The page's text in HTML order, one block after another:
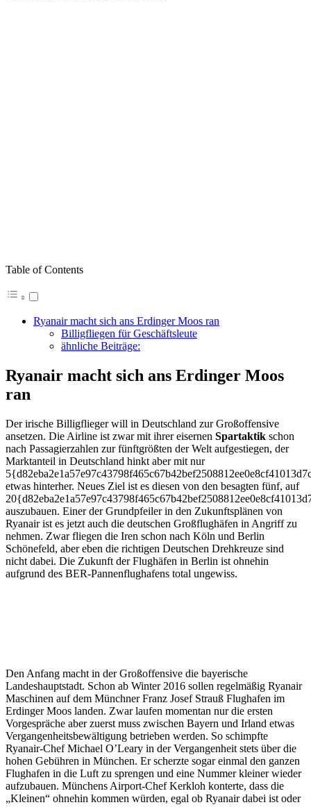
Table of Contents
Ryanair macht sich ans Erdinger Moos ran
Billigfliegen für Geschäftsleute
ähnliche Beiträge:
Ryanair macht sich ans Erdinger Moos
ran
Der irische Billigflieger will in Deutschland zur Großoffensive
ansetzen. Die Airline ist zwar mit ihrer eisernen Spartaktik schon
nach Passagierzahlen zur fünftgrößten der Welt aufgestiegen, der
Marktanteil in Deutschland hinkt aber mit nur
etwas hinterher. Neues Ziel ist es diesen von den besagten fünf, auf
auszubauen. Einer der Grundpfeiler in den Zukunftsplänen von
Ryanair ist es jetzt auch die deutschen Großflughäfen in Angriff zu
nehmen. Zwar fliegen die Iren schon nach Köln und Berlin
Schönefeld, aber eben die richtigen Deutschen Drehkreuze sind
nicht dabei. Die Zukunft der Flughäfen in Berlin ist ohnehin
aufgrund des BER-Pannenflughafens total ungewiss.
Den Anfang macht in der Großoffensive die bayerische
Landeshauptstadt. Schon ab Winter 2016 sollen regelmäßig Ryanair
Maschinen auf dem Münchner Franz Josef Strauß Flughafen im
Erdinger Moos landen. Zwar laufen momentan nur die ersten
Vorgespräche aber zuerst muss zwischen Bayern und Irland etwas
Vergangenheitsbewältigung betrieben werden. So schimpfte
Ryanair-Chef Michael O’Leary in der Vergangenheit stets über die
hohen Gebühren in München. Er scherzte sogar einmal den ganzen
Flughafen in die Luft zu sprengen und eine Nummer kleiner wieder
aufzubauen. Münchens Airport-Chef Kerkloh konterte, dass die
„Kleinen“ ohnehin kommen würden, egal ob Ryanair dabei ist oder